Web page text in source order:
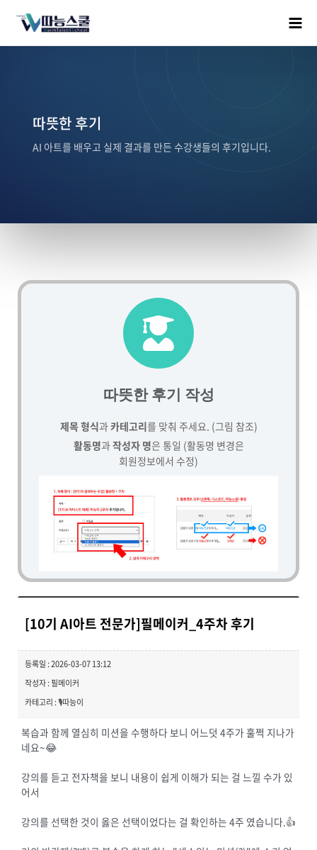
따뜻한 후기
AI 아트를 배우고 실제 결과를 만든 수강생들의 후기입니다.
따뜻한 후기 작성
제목 형식과카테고리를 맞춰 주세요. (그림 참조)
활동명과작성자 명은 통일 (활동명 변경은
회원정보에서 수정)
[10기 AI아트 전문가]필메이커_4주차 후기
등록일 : 2026-03-07 13:12
작성자 : 필메이커
카테고리 : 🎙️따능이
복습과 함께 열심히 미션을 수행하다 보니 어느덧 4주가 훌쩍 지나가
네요~😂
강의를 듣고 전자책을 보니 내용이 쉽게 이해가 되는 걸 느낄 수가 있
어서
강의를 선택한 것이 옳은 선택이었다는 걸 확인하는 4주 였습니다.👍